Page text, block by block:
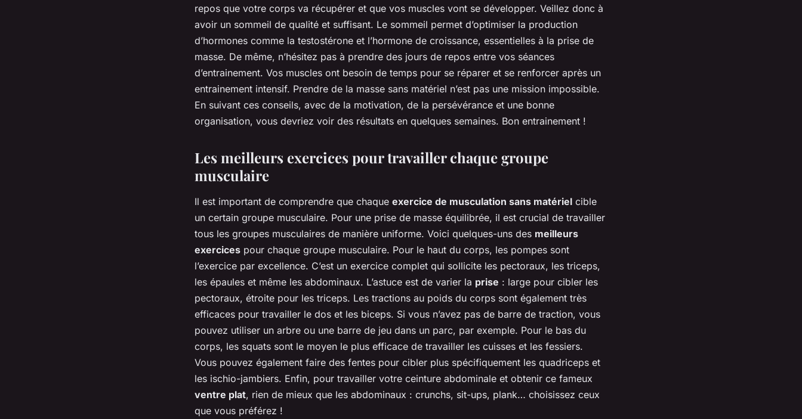
repos que votre corps va récupérer et que vos muscles vont se développer. Veillez donc à
avoir un sommeil de qualité et suffisant. Le sommeil permet d’optimiser la production
d’hormones comme la testostérone et l’hormone de croissance, essentielles à la prise de
masse. De même, n’hésitez pas à prendre des jours de repos entre vos séances
d’entrainement. Vos muscles ont besoin de temps pour se réparer et se renforcer après un
entrainement intensif. Prendre de la masse sans matériel n’est pas une mission impossible.
En suivant ces conseils, avec de la motivation, de la persévérance et une bonne
organisation, vous devriez voir des résultats en quelques semaines. Bon entrainement !
Les meilleurs exercices pour travailler chaque groupe
musculaire
Il est important de comprendre que chaque exercice de musculation sans matériel cible
un certain groupe musculaire. Pour une prise de masse équilibrée, il est crucial de travailler
tous les groupes musculaires de manière uniforme. Voici quelques-uns des meilleurs
exercices pour chaque groupe musculaire. Pour le haut du corps, les pompes sont
l’exercice par excellence. C’est un exercice complet qui sollicite les pectoraux, les triceps,
les épaules et même les abdominaux. L’astuce est de varier la prise : large pour cibler les
pectoraux, étroite pour les triceps. Les tractions au poids du corps sont également très
efficaces pour travailler le dos et les biceps. Si vous n’avez pas de barre de traction, vous
pouvez utiliser un arbre ou une barre de jeu dans un parc, par exemple. Pour le bas du
corps, les squats sont le moyen le plus efficace de travailler les cuisses et les fessiers.
Vous pouvez également faire des fentes pour cibler plus spécifiquement les quadriceps et
les ischio-jambiers. Enfin, pour travailler votre ceinture abdominale et obtenir ce fameux
ventre plat, rien de mieux que les abdominaux : crunchs, sit-ups, plank… choisissez ceux
que vous préférez !